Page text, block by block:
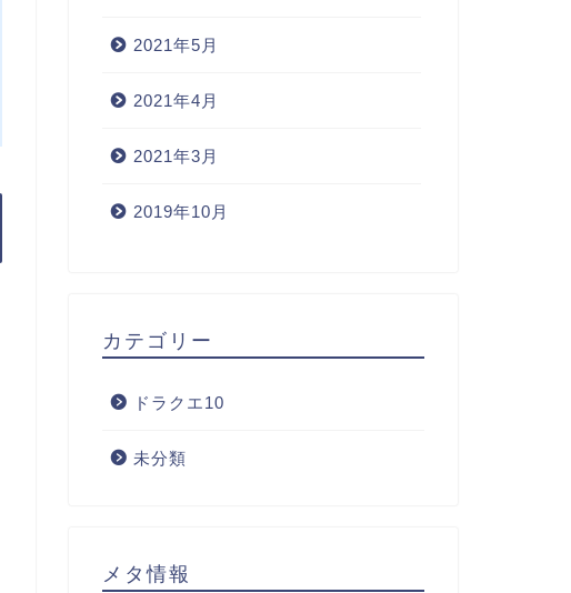
2021年5月
2021年4月
2021年3月
2019年10月
カテゴリー
ドラクエ10
未分類
メタ情報